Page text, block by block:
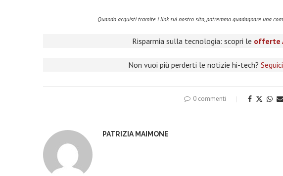
Quando acquisti tramite i link sul nostro sito, potremmo guadagnare una
Risparmia sulla tecnologia: scopri le offerte
Non vuoi più perderti le notizie hi-tech?
0 commenti
PATRIZIA MAIMONE